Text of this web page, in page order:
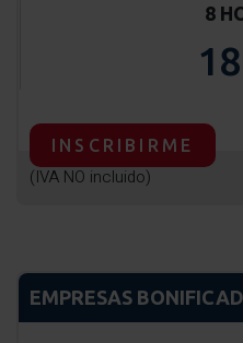
8
INSCRIBIRME
(IVA NO incluido)
EMPRESAS